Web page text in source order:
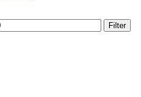
Filter